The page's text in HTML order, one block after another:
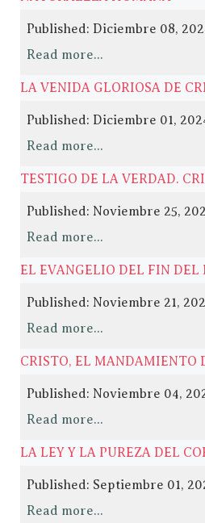
Published: Diciembre 08,
Read more...
LA VENIDA GLORIOSA DE
Published: Diciembre 01,
Read more...
TESTIGO DE LA VERDAD.
Published: Noviembre 25,
Read more...
EL EVANGELIO DEL FIN DEL
Published: Noviembre 21,
Read more...
CRISTO, EL MANDAMIENTO
Published: Noviembre 04,
Read more...
LA LEY Y LA PUREZA DEL
Published: Septiembre 01,
Read more...